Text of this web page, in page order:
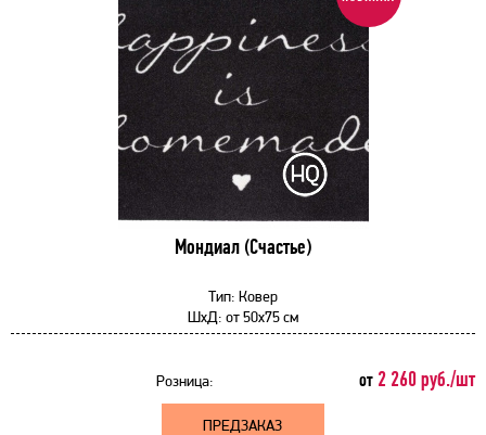
Мондиал (Счастье)
Тип: Ковер
ШхД: от50x75 см
Розница: от 2 260 руб./шт
ПРЕДЗАКАЗ